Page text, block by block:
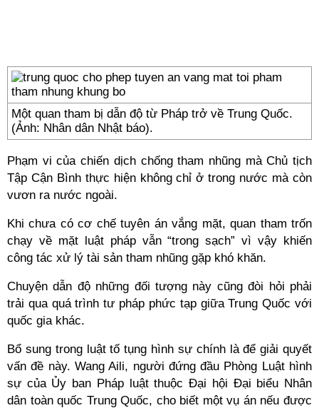
Một quan tham bị dẫn độ từ Pháp trở về Trung Quốc.
(Ảnh: Nhân dân Nhật báo).
Phạm vi của chiến dịch chống tham nhũng mà Chủ tịch
Tập Cận Bình thực hiện không chỉ ở trong nước mà còn
vươn ra nước ngoài.
Khi chưa có cơ chế tuyên án vắng mặt, quan tham trốn
chạy về mặt luật pháp vẫn “trong sạch” vì vậy khiến
công tác xử lý tài sản tham nhũng gặp khó khăn.
Chuyện dẫn độ những đối tượng này cũng đòi hỏi phải
trải qua quá trình tư pháp phức tạp giữa Trung Quốc với
quốc gia khác.
Bổ sung trong luật tố tụng hình sự chính là để giải quyết
vấn đề này. Wang Aili, người đứng đầu Phòng Luật hình
sự của Ủy ban Pháp luật thuộc Đại hội Đại biểu Nhân
dân toàn quốc Trung Quốc, cho biết một vụ án nếu được